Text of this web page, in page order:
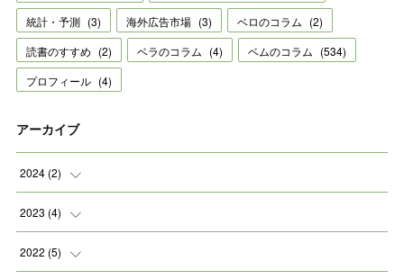
統計・予測 (3) 海外広告市場 (3) ベロのコラム (2)
読書のすすめ (2) ベラのコラム (4) ベムのコラム (534)
プロフィール (4)
アーカイブ
2024 (2)
( )
2023 (4)
( )
2022 (5)